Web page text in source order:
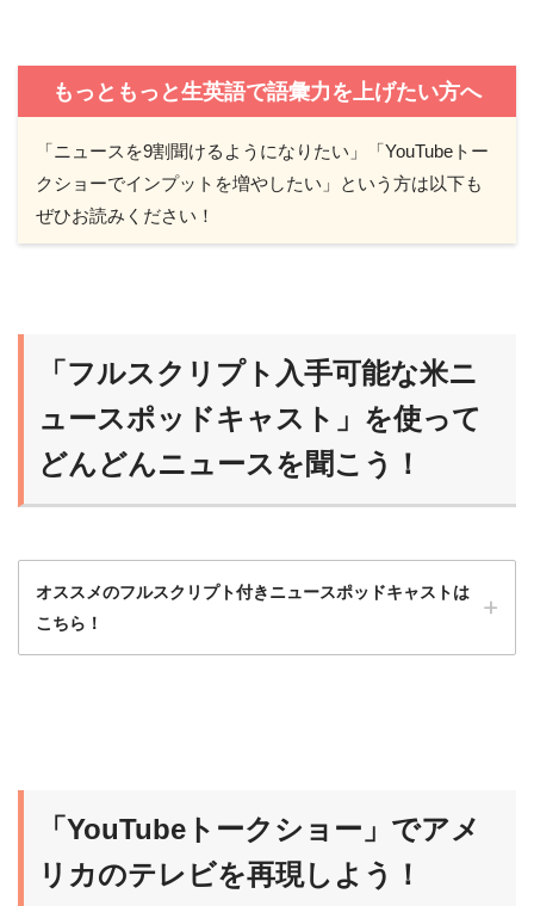
もっともっと生英語で語彙力を上げたい方へ
「ニュースを9割聞けるようになりたい」「YouTubeトー
クショーでインプットを増やしたい」という方は以下も
ぜひお読みください！
「フルスクリプト入手可能な米ニ
ュースポッドキャスト」を使って
どんどんニュースを聞こう！
オススメのフルスクリプト付きニュースポッドキャストは
こちら！
らいおん
慣れれば、だんだんスクリプトなしで聞ける
ようになるよ！
「YouTubeトークショー」でアメ
リカのテレビを再現しよう！